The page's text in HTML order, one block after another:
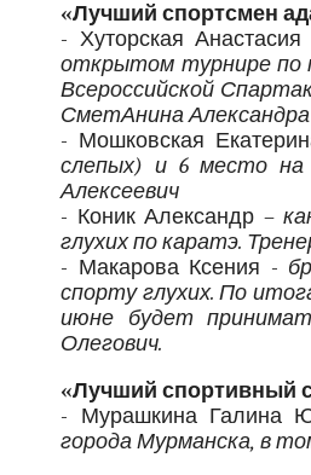
«Лучший спортсмен
- Хуторская
открытом турнире по
Всероссийской
СметАнина
- Мошковская
слепых) и 6 место на
Алексеевич
- Коник Александр –
глухих по каратэ.
- Макарова Ксения -
спорту глухих. По
июне будет
Олегович.
«Лучший спортивный
- Мурашкина Галина
города Мурманска, в